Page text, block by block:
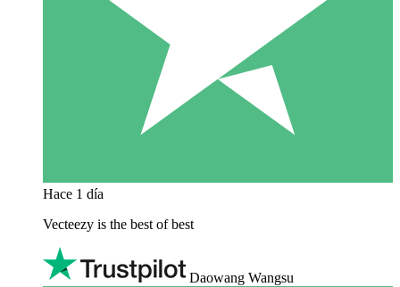
Hace 1 día
Vecteezy is the best of best
Daowang Wangsu